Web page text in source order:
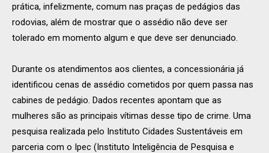
prática, infelizmente, comum nas praças de pedágios das
rodovias, além de mostrar que o assédio não deve ser
tolerado em momento algum e que deve ser denunciado.
Durante os atendimentos aos clientes, a concessionária já
identificou cenas de assédio cometidos por quem passa nas
cabines de pedágio. Dados recentes apontam que as
mulheres são as principais vítimas desse tipo de crime. Uma
pesquisa realizada pelo Instituto Cidades Sustentáveis em
parceria com o Ipec (Instituto Inteligência de Pesquisa e